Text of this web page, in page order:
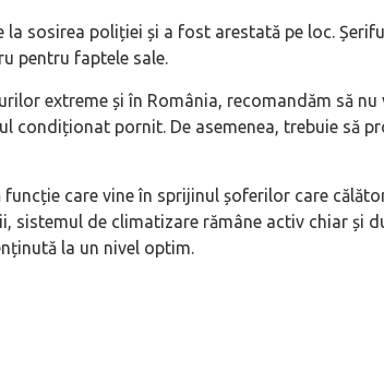
sosirea poliției și a fost arestată pe loc.
pentru faptele sale.
extreme și în România, recomandăm să nu
condiționat pornit. De asemenea, trebuie să
funcție care vine în sprijinul șoferilor care
sistemul de climatizare rămâne activ chiar și
la un nivel optim.